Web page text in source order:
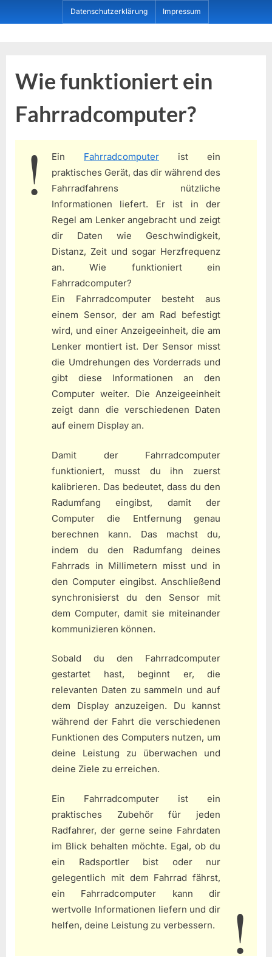
to
Datenschutzerklärung Impressum
Wie funktioniert ein
Fahrradcomputer?
Ein Fahrradcomputer ist ein
praktisches Gerät, das dir während des
Fahrradfahrens nützliche
Informationen liefert. Er ist in der
Regel am Lenker angebracht und zeigt
dir Daten wie Geschwindigkeit,
Distanz, Zeit und sogar Herzfrequenz
an. Wie funktioniert ein
Fahrradcomputer?
Ein Fahrradcomputer besteht aus
einem Sensor, der am Rad befestigt
wird, und einer Anzeigeeinheit, die am
Lenker montiert ist. Der Sensor misst
die Umdrehungen des Vorderrads und
gibt diese Informationen an den
Computer weiter. Die Anzeigeeinheit
zeigt dann die verschiedenen Daten
auf einem Display an.
Damit der Fahrradcomputer
funktioniert, musst du ihn zuerst
kalibrieren. Das bedeutet, dass du den
Radumfang eingibst, damit der
Computer die Entfernung genau
berechnen kann. Das machst du,
indem du den Radumfang deines
Fahrrads in Millimetern misst und in
den Computer eingibst. Anschließend
synchronisierst du den Sensor mit
dem Computer, damit sie miteinander
kommunizieren können.
Sobald du den Fahrradcomputer
gestartet hast, beginnt er, die
relevanten Daten zu sammeln und auf
dem Display anzuzeigen. Du kannst
während der Fahrt die verschiedenen
Funktionen des Computers nutzen, um
deine Leistung zu überwachen und
deine Ziele zu erreichen.
Ein Fahrradcomputer ist ein
praktisches Zubehör für jeden
Radfahrer, der gerne seine Fahrdaten
im Blick behalten möchte. Egal, ob du
ein Radsportler bist oder nur
gelegentlich mit dem Fahrrad fährst,
ein Fahrradcomputer kann dir
wertvolle Informationen liefern und dir
helfen, deine Leistung zu verbessern.